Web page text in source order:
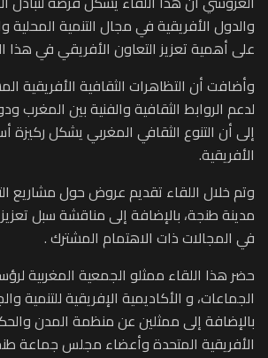
والدول الأفريقية في مجال التنمية المحلية
على أهمية تعزيز التعاون الأفريقي في هذا
وأضافت أن التظاهرات الثقافية الأفريقية
لدعم الروابط الثقافية والفنية بين المغرب
إلى أن التنوع الثقافي المغربي يشكل ركيزة
الأفريقية.
وتم خلال اللقاء تقديم عروض حول مشاريع
مدينة طنجة، بالإضافة إلى مناقشة سبل تعزيز
في المجالات ذات الاهتمام المشترك .
حضر هذا اللقاء ممثلو الجمعية المغربية
الجماعات، و الأكاديمية الإفريقية للتنمية
بالإضافة إلى ممثلين عن منظمة المدن
الأفريقية المتحدة وأعضاء مجلس جماعة